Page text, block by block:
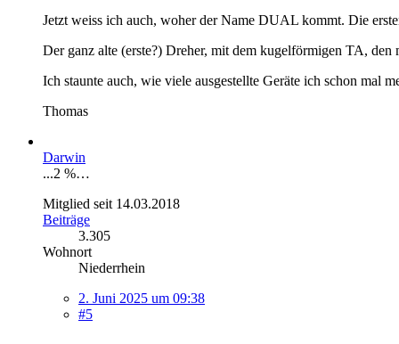
Jetzt weiss ich auch, woher der Name DUAL kommt. Die
Der ganz alte (erste?) Dreher, mit dem kugelförmigen TA,
Ich staunte auch, wie viele ausgestellte Geräte ich schon mal
Thomas
Darwin
...2 %…
Mitglied seit 14.03.2018
Beiträge
3.305
Wohnort
Niederrhein
2. Juni 2025 um 09:38
#5